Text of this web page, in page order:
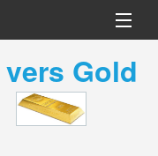
vers Gold